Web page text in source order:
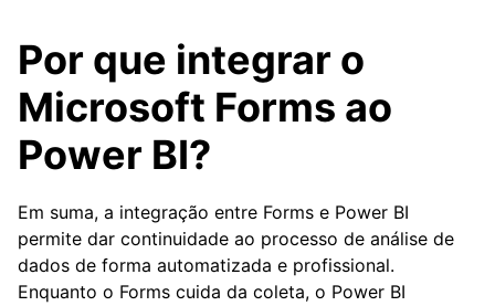
Por que integrar o
Microsoft Forms ao
Power BI?
Em suma, a integração entre Forms e Power BI
permite dar continuidade ao processo de análise de
dados de forma automatizada e profissional.
Enquanto o Forms cuida da coleta, o Power BI